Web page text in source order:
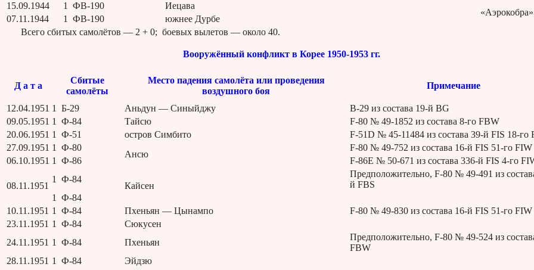
15.09.1944 1 ФВ-190 Иецава
«Аэрокобра»
07.11.1944 1 ФВ-190
южнее Дурбе
Всего сбитых самолётов — 2 + 0; боевых вылетов — около 40.
Вооружённый конфликт в Корее 1950-1953 гг.
Д а т а
Сбитые
самолёты
Место падения самолёта или проведения
воздушного боя
Примечание
12.04.1951 1 Б-29 Аньдун — Синыйджу
В-29 из состава 19-й BG
09.05.1951 1 Ф-84 Тайсю
F-80 № 49-1852 из состава 8-го FBW
20.06.1951 1 Ф-51 остров Симбито
F-51D № 45-11484 из состава 39-й FIS 18-го
27.09.1951 1 Ф-80
Ансю
F-80 № 49-752 из состава 16-й FIS 51-го FIW
06.10.1951 1 Ф-86 F-86E № 50-671 из состава 336-й FIS 4-го
08.11.1951
1 Ф-84
Кайсен
Предположительно, F-80 № 49-491 из
й FBS
1 Ф-84
10.11.1951 1 Ф-84 Пхеньян — Цынампо
F-80 № 49-830 из состава 16-й FIS 51-го FIW
23.11.1951 1 Ф-84
Сюкусен
24.11.1951 1 Ф-84 Пхеньян
Предположительно, F-80 № 49-524 из
FBW
28.11.1951 1 Ф-84
Эйдзю